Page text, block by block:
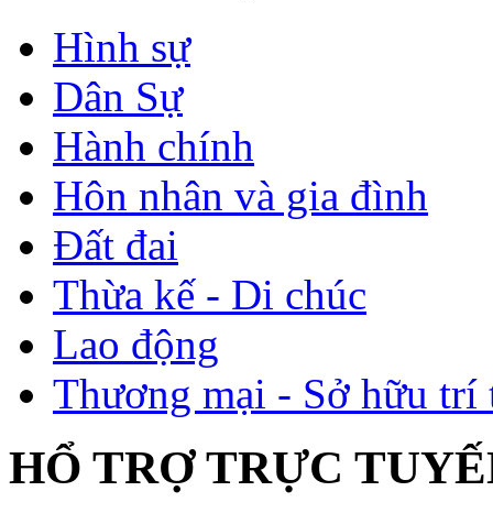
Hình sự
Dân Sự
Hành chính
Hôn nhân và gia đình
Đất đai
Thừa kế - Di chúc
Lao động
Thương mại - Sở hữu trí
HỔ TRỢ TRỰC